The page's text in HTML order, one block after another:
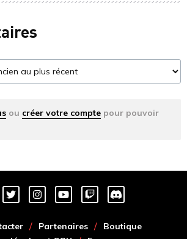
ou créer votre compte pour pouvoir
Partenaires
Boutique